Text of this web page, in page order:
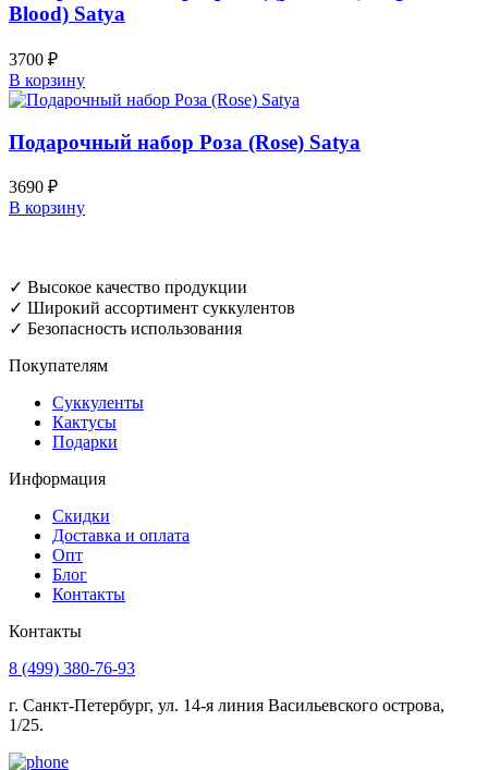
Blood) Satya
3700 ₽
В корзину
Подарочный набор Роза (Rose) Satya
3690 ₽
В корзину
✓ Высокое качество продукции
✓ Широкий ассортимент суккулентов
✓ Безопасность использования
Покупателям
Суккуленты
Кактусы
Подарки
Информация
Скидки
Доставка и оплата
Опт
Блог
Контакты
Контакты
8 (499) 380-76-93
г. Санкт-Петербург, ул. 14-я линия Васильевского острова,
1/25.